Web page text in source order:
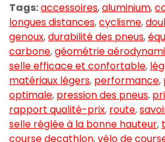
Tags:accessoires,aluminium,
longues distances,cyclisme,
genoux,durabilité des pneus,
carbone,géométrie
selle efficace et confortable,
matériaux légers, performance,
optimale, pression des pneus,
rapport qualité-prix, route,
selle réglée à la bonne hauteur,
course decathlon,vélo de